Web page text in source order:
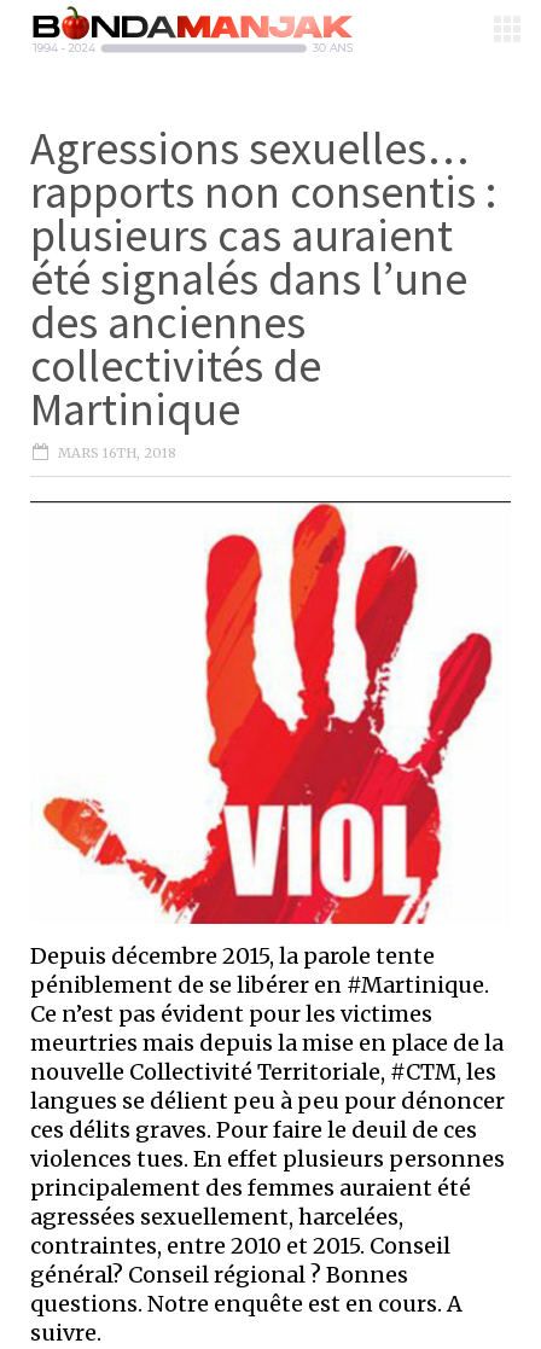
Agressions sexuelles…
rapports non consentis :
plusieurs cas auraient
été signalés dans l’une
des anciennes
collectivités de
Martinique
MARS 16TH, 2018
Depuis décembre 2015, la parole tente
péniblement de se libérer en #Martinique.
Ce n’est pas évident pour les victimes
meurtries mais depuis la mise en place de la
nouvelle Collectivité Territoriale, #CTM, les
langues se délient peu à peu pour dénoncer
ces délits graves. Pour faire le deuil de ces
violences tues. En effet plusieurs personnes
principalement des femmes auraient été
agressées sexuellement, harcelées,
contraintes, entre 2010 et 2015. Conseil
général? Conseil régional ? Bonnes
questions. Notre enquête est en cours. A
suivre.